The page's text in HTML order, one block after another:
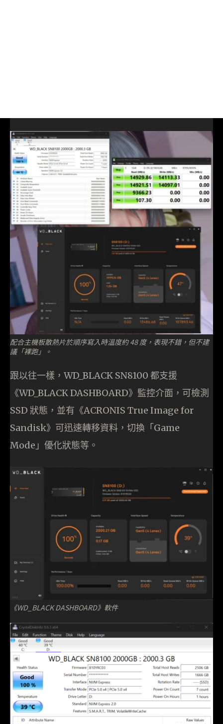
配合主機板散熱片於順序寫入時溫度約 48 度，表現不錯，但不建
議「裸跑」。
跟以往一樣，WD_BLACK SN8100 都支援
《WD_BLACK DASHBOARD》監控介面，可檢測
SSD 狀態，並有《ACRONIS True Image for
Sandisk》可迅速轉移資料，切換「Game
Mode」優化狀態等。
《WD_BLACK DASHBOARD》軟件